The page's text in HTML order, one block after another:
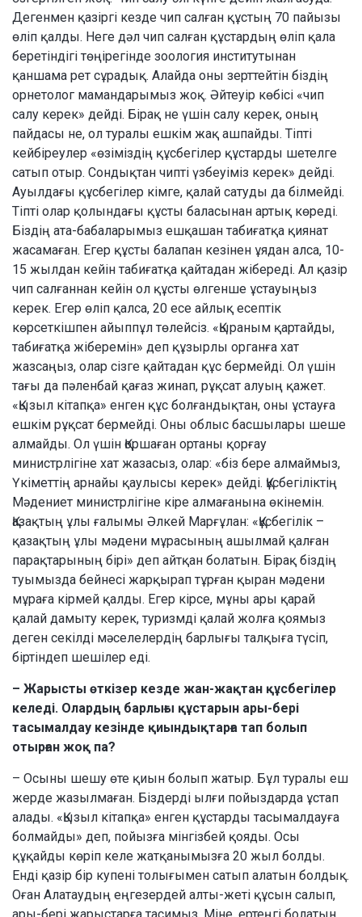
Дегенмен қазіргі кезде чип салған құстың 70 пайызы
өліп қалды. Неге дәл чип салған құстардың өліп қала
беретіндігі төңірегінде зоология институтынан
қаншама рет сұрадық. Алайда оны зерттейтін біздің
орнетолог мамандарымыз жоқ. Әйтеуір көбісі «чип
салу керек» дейді. Бірақ не үшін салу керек, оның
пайдасы не, ол туралы ешкім жақ ашпайды. Тіпті
кейбіреулер «өзіміздің құсбегілер құстарды шетелге
сатып отыр. Сондықтан чипті үзбеуіміз керек» дейді.
Ауылдағы құсбегілер кімге, қалай сатуды да білмейді.
Тіпті олар қолындағы құсты баласынан артық көреді.
Біздің ата-бабаларымыз ешқашан табиғатқа қиянат
жасамаған. Егер құсты балапан кезінен ұядан алса, 10-
15 жылдан кейін табиғатқа қайтадан жібереді. Ал қазір
чип салғаннан кейін ол құсты өлгенше ұстауыңыз
керек. Егер өліп қалса, 20 есе айлық есептік
көрсеткішпен айыппұл төлейсіз. «Қыраным қартайды,
табиғатқа жіберемін» деп құзырлы органға хат
жазсаңыз, олар сізге қайтадан құс бермейді. Ол үшін
тағы да пәленбай қағаз жинап, рұқсат алуың қажет.
«Қызыл кітапқа» енген құс болғандықтан, оны ұстауға
ешкім рұқсат бермейді. Оны облыс басшылары шеше
алмайды. Ол үшін Қоршаған ортаны қорғау
министрлігіне хат жазасыз, олар: «біз бере алмаймыз,
Үкіметтің арнайы қаулысы керек» дейді. Құсбегіліктің
Мәдениет министрлігіне кіре алмағанына өкінемін.
Қазақтың ұлы ғалымы Әлкей Марғұлан: «Құсбегілік –
қазақтың ұлы мәдени мұрасының ашылмай қалған
парақтарының бірі» деп айтқан болатын. Бірақ біздің
туымызда бейнесі жарқырап тұрған қыран мәдени
мұраға кірмей қалды. Егер кірсе, мұны ары қарай
қалай дамыту керек, туризмді қалай жолға қоямыз
деген секілді мәселелердің барлығы талқыға түсіп,
біртіндеп шешілер еді.
– Жарысты өткізер кезде жан-жақтан құсбегілер
келеді. Олардың барлығы құстарын ары-бері
тасымалдау кезінде қиындықтарға тап болып
отырған жоқ па?
– Осыны шешу өте қиын болып жатыр. Бұл туралы еш
жерде жазылмаған. Біздерді ылғи пойыздарда ұстап
алады. «Қызыл кітапқа» енген құстарды тасымалдауға
болмайды» деп, пойызға мінгізбей қояды. Осы
құқайды көріп келе жатқанымызға 20 жыл болды.
Енді қазір бір купені толығымен сатып алатын болдық.
Оған Алатаудың еңгезердей алты-жеті құсын салып,